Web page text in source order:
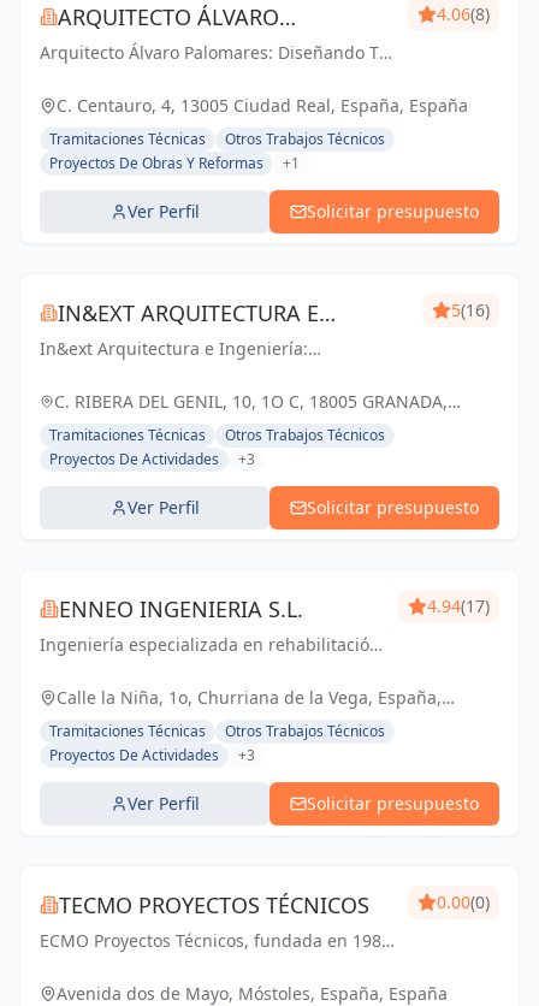
ARQUITECTO ÁLVARO
PALOMARES
Arquitecto Álvaro Palomares: Diseñando Tu
4.06(8)
C. Centauro, 4, 13005 Ciudad Real, España, España
Tramitaciones Técnicas
Otros Trabajos Técnicos
Proyectos De Obras Y Reformas
+1
Ver Perfil Solicitar presupuesto
IN&EXT ARQUITECTURA E
INGENIERÍA
In&ext Arquitectura e Ingeniería:
Juntos creamos un futuro sostenible y
5(16)
C. RIBERA DEL GENIL, 10, 1O C, 18005 GRANADA,
ESPAÑA, España
Tramitaciones Técnicas
Otros Trabajos Técnicos
Proyectos De Actividades
+3
Ver Perfil Solicitar presupuesto
ENNEO INGENIERIA S.L.
Ingeniería especializada en rehabilitación
instalaciones de autoconsumo colectivo,
tramitación de subvenciones, servicios de
Arquitectura...
4.94(17)
Calle la Niña, 1o, Churriana de la Vega, España,
España
Tramitaciones Técnicas
Otros Trabajos Técnicos
Proyectos De Actividades
+3
Ver Perfil Solicitar presupuesto
TECMO PROYECTOS TÉCNICOS
ECMO Proyectos Técnicos, fundada en 1989,
experiencia en la elaboración y tramitación
0.00(0)
Avenida dos de Mayo, Móstoles, España, España